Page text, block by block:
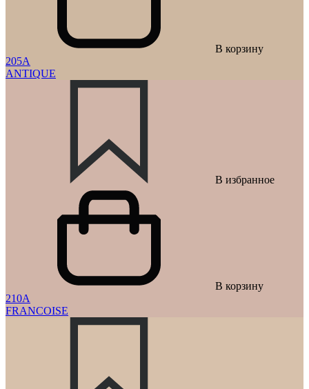
В корзину
205A
ANTIQUE
В избранное
В корзину
210A
FRANCOISE